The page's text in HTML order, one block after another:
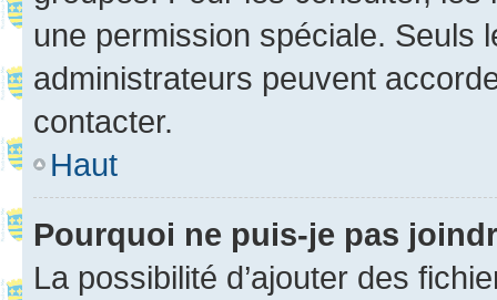
une permission spéciale. Seuls
administrateurs peuvent
contacter.
Haut
Pourquoi ne puis-je pas
La possibilité d’ajouter des